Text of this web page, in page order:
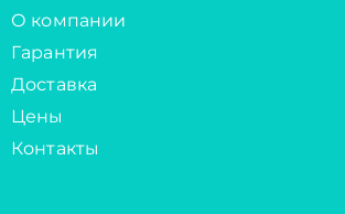
О компании
Гарантия
Доставка
Цены
Контакты